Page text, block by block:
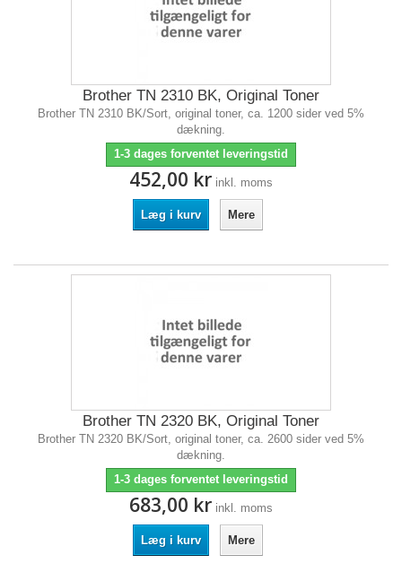
Brother TN 2310 BK, Original Toner
Brother TN 2310 BK/Sort, original toner, ca. 1200 sider ved 5%
dækning.
1-3 dages forventet leveringstid
452,00 kr inkl. moms
Læg i kurv Mere
Brother TN 2320 BK, Original Toner
Brother TN 2320 BK/Sort, original toner, ca. 2600 sider ved 5%
dækning.
1-3 dages forventet leveringstid
683,00 kr inkl. moms
Læg i kurv Mere